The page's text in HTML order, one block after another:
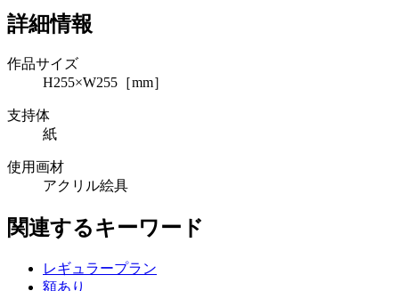
詳細情報
作品サイズ
H255×W255［mm］
支持体
紙
使用画材
アクリル絵具
関連するキーワード
レギュラープラン
額あり